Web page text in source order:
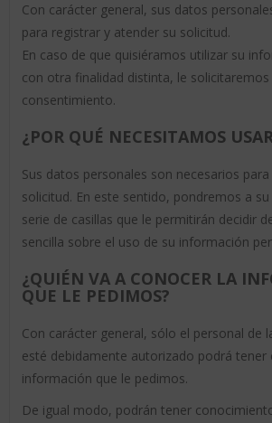
Con carácter general, sus datos
para registrar y atender su solicitud.
En caso de que quisiéramos utilizar su
con otra finalidad distinta, le
consentimiento.
¿POR QUÉ NECESITAMOS
Sus datos personales son necesarios
solicitud. En este sentido, pondremos a
serie de casillas que le permitirán decidir
sencilla sobre el uso de su información
¿QUIÉN VA A CONOCER LA
QUE LE PEDIMOS?
Con carácter general, sólo el personal de
esté debidamente autorizado podrá tener
información que le pedimos.
De igual modo, podrán tener